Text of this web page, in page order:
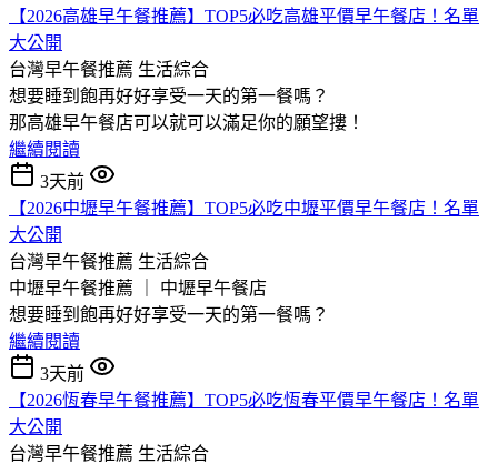
【2026高雄早午餐推薦】TOP5必吃高雄平價早午餐店！名單
大公開
台灣早午餐推薦 生活綜合
想要睡到飽再好好享受一天的第一餐嗎？
那高雄早午餐店可以就可以滿足你的願望摟！
繼續閱讀
3天前
【2026中壢早午餐推薦】TOP5必吃中壢平價早午餐店！名單
大公開
台灣早午餐推薦 生活綜合
中壢早午餐推薦 ｜ 中壢早午餐店
想要睡到飽再好好享受一天的第一餐嗎？
繼續閱讀
3天前
【2026恆春早午餐推薦】TOP5必吃恆春平價早午餐店！名單
大公開
台灣早午餐推薦 生活綜合